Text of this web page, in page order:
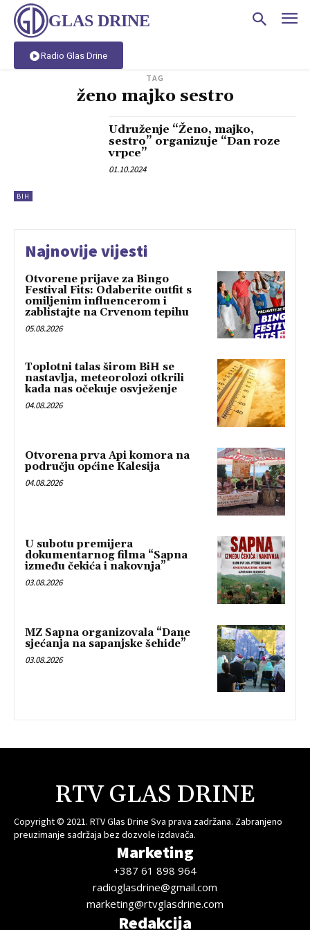
GLAS DRINE
Radio Glas Drine
TAG
ženo majko sestro
BIH
Udruženje “Ženo, majko,
sestro” organizuje “Dan roze
vrpce”
01.10.2024
Najnovije vijesti
Otvorene prijave za Bingo
Festival Fits: Odaberite outfit s
omiljenim influencerom i
zablistajte na Crvenom tepihu
05.08.2026
Toplotni talas širom BiH se
nastavlja, meteorolozi otkrili
kada nas očekuje osvježenje
04.08.2026
Otvorena prva Api komora na
području općine Kalesija
04.08.2026
U subotu premijera
dokumentarnog filma “Sapna
između čekića i nakovnja”
03.08.2026
MZ Sapna organizovala “Dane
sjećanja na sapanjske šehide”
03.08.2026
RTV GLAS DRINE
Copyright © 2021. RTV Glas Drine Sva prava zadržana. Zabranjeno
preuzimanje sadržaja bez dozvole izdavača.
Marketing
+387 61 898 964
radioglasdrine@gmail.com
marketing@rtvglasdrine.com
Redakcija